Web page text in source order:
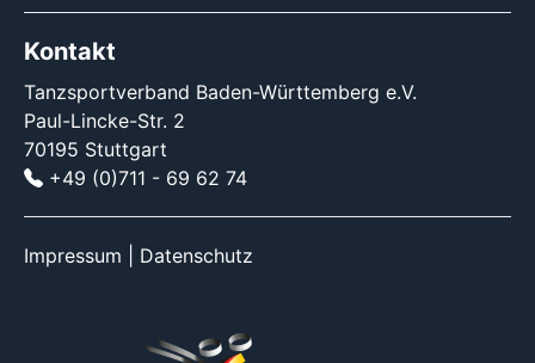
Kontakt
Tanzsportverband Baden-Württemberg e.V.
Paul-Lincke-Str. 2
70195 Stuttgart
+49 (0)711 - 69 62 74
Impressum Datenschutz